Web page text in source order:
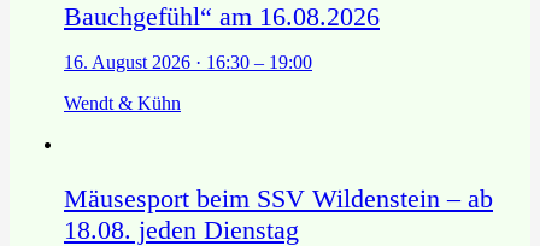
Bauchgefühl“ am 16.08.2026
16. August 2026 · 16:30 – 19:00
Wendt & Kühn
Mäusesport beim SSV Wildenstein – ab
18.08. jeden Dienstag